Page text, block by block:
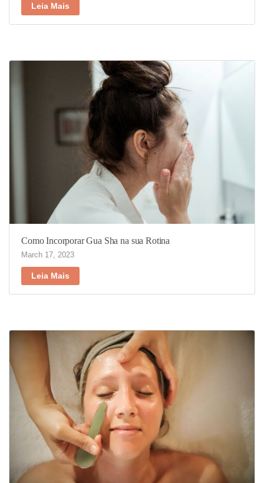
Leia Mais
Como Incorporar Gua Sha na sua Rotina
March 17, 2023
Leia Mais